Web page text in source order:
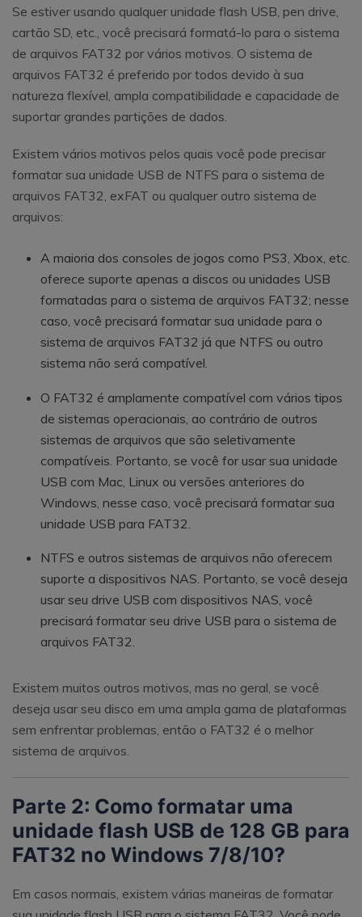
Se estiver usando qualquer unidade flash USB, pen drive,
cartão SD, etc., você precisará formatá-lo para o sistema
de arquivos FAT32 por vários motivos. O sistema de
arquivos FAT32 é preferido por todos devido à sua
natureza flexível, ampla compatibilidade e capacidade de
suportar grandes partições de dados.
Existem vários motivos pelos quais você pode precisar
formatar sua unidade USB de NTFS para o sistema de
arquivos FAT32, exFAT ou qualquer outro sistema de
arquivos:
A maioria dos consoles de jogos como PS3, Xbox, etc.
oferece suporte apenas a discos ou unidades USB
formatadas para o sistema de arquivos FAT32; nesse
caso, você precisará formatar sua unidade para o
sistema de arquivos FAT32 já que NTFS ou outro
sistema não será compatível.
O FAT32 é amplamente compatível com vários tipos
de sistemas operacionais, ao contrário de outros
sistemas de arquivos que são seletivamente
compatíveis. Portanto, se você for usar sua unidade
USB com Mac, Linux ou versões anteriores do
Windows, nesse caso, você precisará formatar sua
unidade USB para FAT32.
NTFS e outros sistemas de arquivos não oferecem
suporte a dispositivos NAS. Portanto, se você deseja
usar seu drive USB com dispositivos NAS, você
precisará formatar seu drive USB para o sistema de
arquivos FAT32.
Existem muitos outros motivos, mas no geral, se você
deseja usar seu disco em uma ampla gama de plataformas
sem enfrentar problemas, então o FAT32 é o melhor
sistema de arquivos.
Parte 2: Como formatar uma
unidade flash USB de 128 GB para
FAT32 no Windows 7/8/10?
Em casos normais, existem várias maneiras de formatar